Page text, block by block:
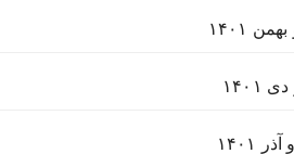
۱۴۰۱
۱۴۰۱
۱۴۰۱